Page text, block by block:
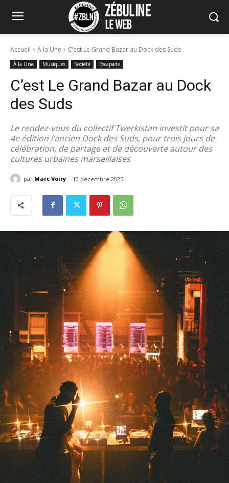
Accueil À la Une C’est Le Grand Bazar au Dock des Suds
À la Une Musiques Société Escapade
C’est Le Grand Bazar au Dock
des Suds
Le rendez-vous du collectif Twerkistan investit pour sa
4e édition l’ancien Dock des Suds, pour trois jours de
célébration, de partage et de découverte autour des
cultures urbaines marseillaises
par Marc Voiry 10 décembre 2025